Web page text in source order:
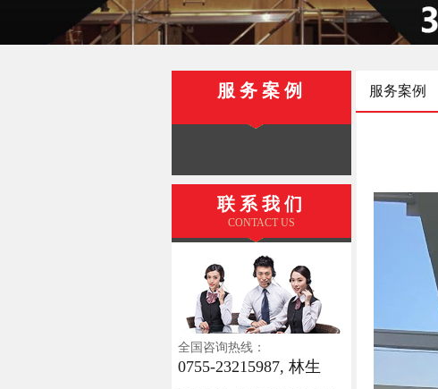
服务案例
联系我们
CONTACT US
全国咨询热线：
0755-23215987, 林生
服务案例